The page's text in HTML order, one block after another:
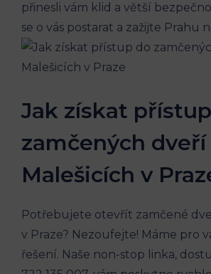
přinesli vám klid‍ a větší
se o vás postarat‌ a zažijte Prahu
Jak získat
zamčených ⁣dveří
Malešicích v
Potřebujete otevřít zamčené
v Praze? Nezoufejte! Máme pro
řešení. Naše non-stop linka,